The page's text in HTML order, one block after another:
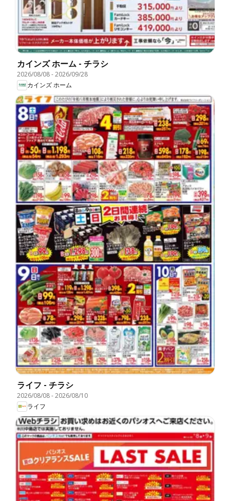
カインズ ホーム - チラシ
2026/08/08-2026/09/28
カインズ ホーム
ライフ - チラシ
2026/08/08-2026/08/10
ライフ